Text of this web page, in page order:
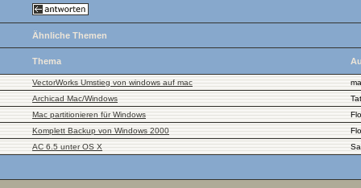
Ähnliche Themen
Thema
VectorWorks Umstieg von windows auf mac
Archicad Mac/Windows
Mac partitionieren für Windows
Komplett Backup von Windows 2000
AC 6.5 unter OS X